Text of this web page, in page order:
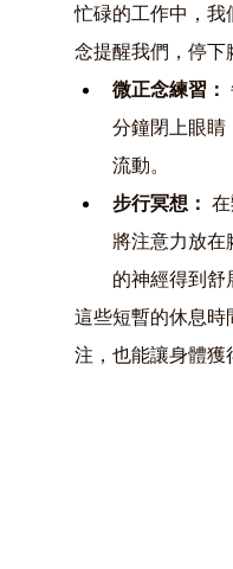
忙碌的工作中，我
念提醒我們，停下
微正念練習：
分鐘閉上眼睛
流動。
步行冥想：
將注意力放在
的神經得到舒
這些短暫的休息
注，也能讓身體獲